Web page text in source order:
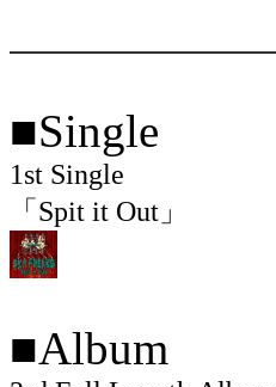
■Single
1st Single
「Spit it Out」
■Album